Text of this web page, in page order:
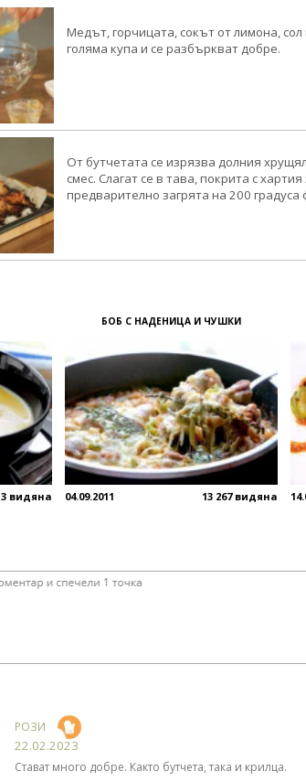
Медът, горчицата, сокът от лимона,
голяма купа и се разбъркват добре.
От бутчетата се изрязва долния
смес. Слагат се в тава, покрита с
предварително загрята на 200
видяна
БОБ С НАДЕНИЦА И ЧУШКИ
04.09.2011 13 267 видяна
РОЗИ
22.02.2023
Стават много добре. Както бутчета, така и крилца.